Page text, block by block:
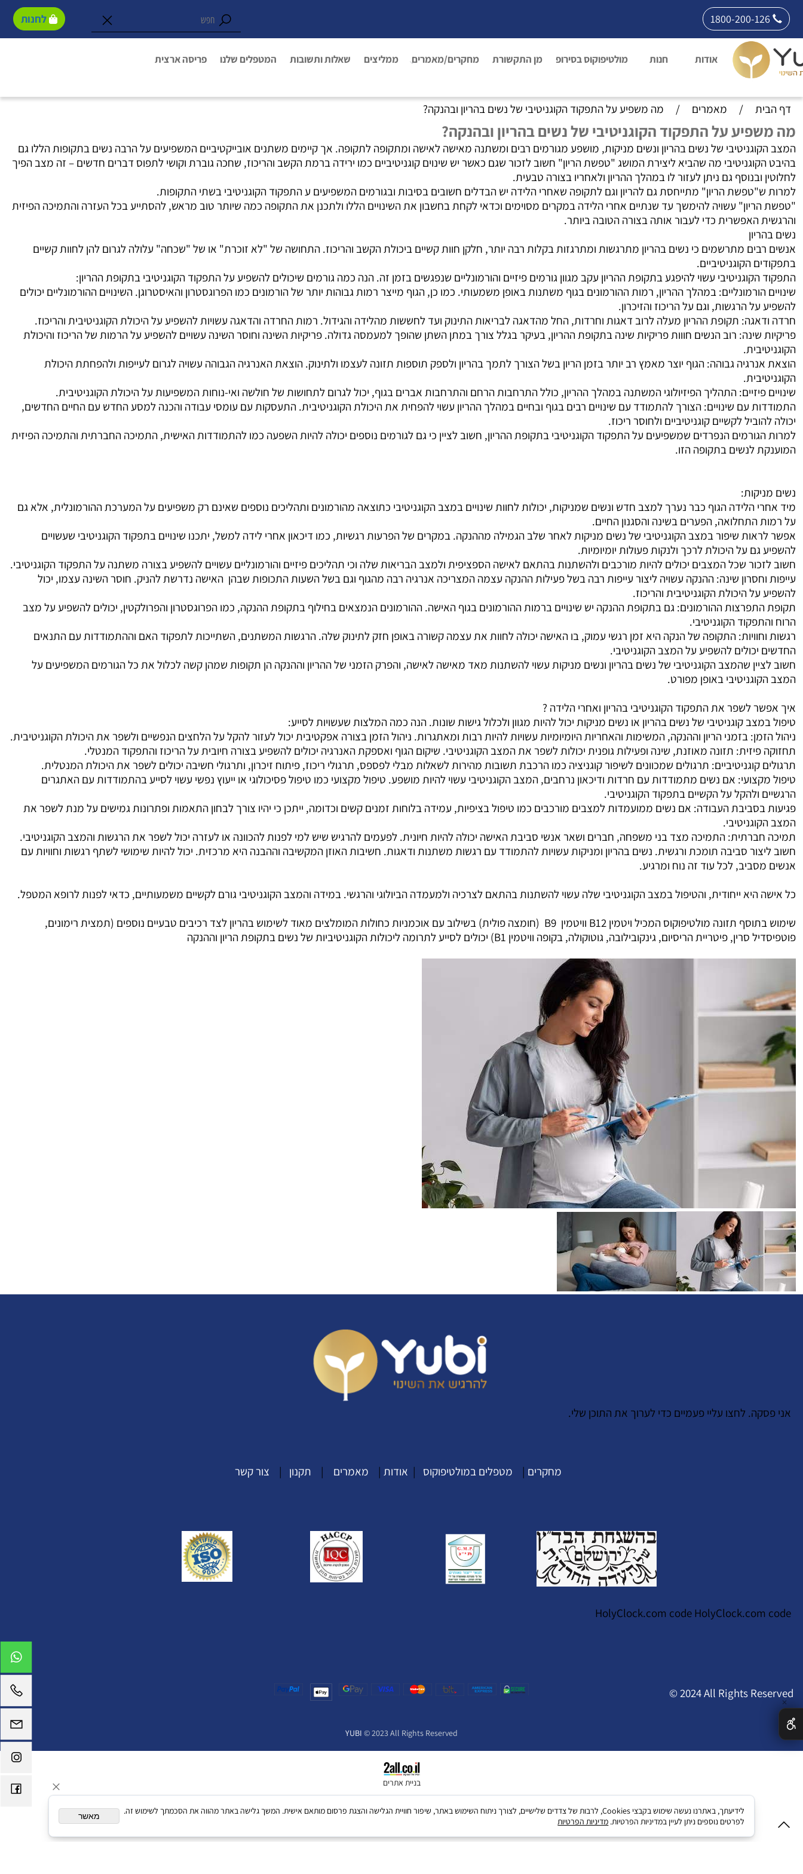
1800-200-126 לחנות
אודות חנות מולטיפוקוס בסירופ מן התקשורת מחקרים/מאמרים ממליצים שאלות ותשובות המטפלים שלנו פריסה ארצית
דף הבית / מאמרים / מה משפיע על התפקוד הקוגניטיבי של נשים בהריון ובהנקה?
מה משפיע על התפקוד הקוגניטיבי של נשים בהריון ובהנקה?
המצב הקוגניטיבי של נשים בהריון ונשים מניקות, מושפע מגורמים רבים ומשתנה מאישה לאישה ומתקופה לתקופה. אך קיימים משתנים אובייקטיביים המשפיעים על הרבה נשים בתקופות הללו גם
בהיבט הקוגניטיבי מה שהביא ליצירת המושג "טפשת הריון" חשוב לזכור שגם כאשר יש שינוים קוגניטיביים כמו ירידה ברמת הקשב והריכוז, שחכה גוברת וקושי לתפוס דברים חדשים – זה מצב הפיך
לחלוטין ובנוסף גם ניתן לעזור לו במהלך ההריון ולאחריו בצורה טבעית.
למרות ש"טפשת הריון" מתייחסת גם להריון וגם לתקופה שאחרי הלידה יש הבדלים חשובים בסיבות ובגורמים המשפיעים ע התפקוד הקוגניטיבי בשתי התקופות.
"טפשת הריון" עשויה להימשך עד שנתיים אחרי הלידה במקרים מסוימים וכדאי לקחת בחשבון את השינויים הללו ולתכנן את התקופה כמה שיותר טוב מראש, להסתייע בכל העזרה והתמיכה הפיזית
והרגשית האפשרית כדי לעבור אותה בצורה הטובה ביותר.
נשים בהריון
אנשים רבים מתרשמים כי נשים בהריון מתרגשות ומתרגזות בקלות רבה יותר, חלקן חוות קשיים ביכולת הקשב והריכוז. התחושה של "לא זוכרת" או של "שכחה" עלולה לגרום להן לחוות קשיים
בתפקודים הקוגניטיביים.
התפקוד הקוגניטיבי עשוי להיפגע בתקופת ההריון עקב מגוון גורמים פיזיים והורמונליים שנפגשים בזמן זה. הנה כמה גורמים שיכולים להשפיע על התפקוד הקוגניטיבי בתקופת ההריון:
שינויים הורמונליים: במהלך ההריון, רמות ההורמונים בגוף משתנות באופן משמעותי. כמו כן, הגוף מייצר רמות גבוהות יותר של הורמונים כמו הפרוגסטרון והאיסטרוגן. השינויים ההורמונליים יכולים
להשפיע על הרגשות, וגם על הריכוז והזיכרון.
חרדה ודאגה: תקופת ההריון מעלה לרוב דאגות וחרדות, החל מהדאגה לבריאות התינוק ועד לחששות מהלידה והגידול. רמות החרדה והדאגה עשויות להשפיע על היכולת הקוגניטיבית והריכוז.
פריקיות שינה: רוב הנשים חווות פריקיות שינה בתקופת ההריון, בעיקר בגלל צורך במתן השתן שהופך למעמסה גדולה. פריקיות השינה וחוסר השינה עשויים להשפיע על הרמות של הריכוז והיכולת
הקוגניטיבית.
הוצאת אנרגיה גבוהה: הגוף יוצר מאמץ רב יותר בזמן הריון בשל הצורך לתמך בהריון ולספק תוספות תזונה לעצמו ולתינוק. הוצאת האנרגיה הגבוהה עשויה לגרום לעייפות ולהפחתת היכולת
הקוגניטיבית.
שינויים פיזיים: התהליך הפיזיולוגי המשתנה במהלך ההריון, כולל התרחבות הרחם והתרחבות אברים בגוף, יכול לגרום לתחושות של חולשה ואי-נוחות המשפיעות על היכולת הקוגניטיבית.
התמודדות עם שינויים: הצורך להתמודד עם שינויים רבים בגוף ובחיים במהלך ההריון עשוי להפחית את היכולת הקוגניטיבית. התעסקות עם עומסי עבודה והכנה למסע החדש עם החיים החדשים,
יכולה להוביל לקשיים קוגניטיביים ולחוסר ריכוז.
למרות הגורמים הנפרדים שמשפיעים על התפקוד הקוגניטיבי בתקופת ההריון, חשוב לציין כי גם לגורמים נוספים יכולה להיות השפעה כמו להתמודדות האישית, התמיכה החברתית והתמיכה הפיזית
המוענקת לנשים בתקופה הזו.
נשים מניקות:
מיד אחרי הלידה הגוף כבר נערך למצב חדש ונשים שמניקות, יכולות לחוות שינויים במצב הקוגניטיבי כתוצאה מהורמונים ותהליכים נוספים שאינם רק משפיעים על המערכת ההורמונלית, אלא גם
על רמות התחלואה, הפערים בשינה והסגנון החיים.
אפשר לראות שיפור במצב הקוגניטיבי של נשים מניקות לאחר שלב הגמילה מההנקה. במקרים של הפרעות רגשיות, כמו דיכאון אחרי לידה למשל, יתכנו שינויים בתפקוד הקוגניטיבי שעשויים
להשפיע גם על היכולת לרכך ולנקות פעולות יומיומיות.
חשוב לזכור שכל המצבים יכולים להיות מורכבים ולהשתנות בהתאם לאישה הספציפית ולמצב הבריאות שלה וכי תהליכים פיזיים והורמונליים עשויים להשפיע בצורה משתנה על התפקוד הקוגניטיבי.
עייפות וחסרון שינה: ההנקה עשויה ליצור עייפות רבה בשל פעילות ההנקה עצמה המצריכה אנרגיה רבה מהגוף וגם בשל השעות התכופות שבהן האישה נדרשת להניק. חוסר השינה עצמו, יכול
להשפיע על היכולת הקוגניטיבית והריכוז.
תקופת התפרצות ההורמונים: גם בתקופת ההנקה יש שינויים ברמות ההורמונים בגוף האישה. ההורמונים הנמצאים בחילוף בתקופת ההנקה, כמו הפרוגסטרון והפרולקטין, יכולים להשפיע על מצב
הרוח והתפקוד הקוגניטיבי.
רגשות וחוויות: התקופה של הנקה היא זמן רגשי עמוק, בו האישה יכולה לחוות את עצמה קשורה באופן חזק לתינוק שלה. הרגשות המשתנים, השתייכות לתפקוד האם וההתמודדות עם התנאים
החדשים יכולים להשפיע על המצב הקוגניטיבי.
חשוב לציין שהמצב הקוגניטיבי של נשים בהריון ונשים מניקות עשוי להשתנות מאד מאישה לאישה, והפרק הזמני של ההריון וההנקה הן תקופות שמהן קשה לכלול את כל הגורמים המשפיעים על
המצב הקוגניטיבי באופן מפורט.
איך אפשר לשפר את התפקוד הקוגניטיבי בהריון ואחרי הלידה ?
טיפול במצב קוגניטיבי של נשים בהריון או נשים מניקות יכול להיות מגוון ולכלול גישות שונות. הנה כמה המלצות שעשויות לסייע:
ניהול הזמן: בזמני הריון וההנקה, המשימות והאחריות היומיומיות עשויות להיות רבות ומאתגרות. ניהול הזמן בצורה אפקטיבית יכול לעזור להקל על הלחצים הנפשיים ולשפר את היכולת הקוגניטיבית.
תחזוקה פיזית: תזונה מאוזנת, שינה ופעילות גופנית יכולות לשפר את המצב הקוגניטיבי. שיקום הגוף ואספקת האנרגיה יכולים להשפיע בצורה חיובית על הריכוז והתפקוד המנטלי.
תרגולים קוגניטיביים: תרגולים שמכוונים לשיפור קוגניציה כמו הרכבת תשובות מהירות לשאלות מבלי לפספס, תרגולי ריכוז, פיתוח זיכרון, ותרגולי חשיבה יכולים לשפר את היכולת המנטלית.
טיפול מקצועי: אם נשים מתמודדות עם חרדות ודיכאון נרחבים, המצב הקוגניטיבי עשוי להיות מושפע. טיפול מקצועי כמו טיפול פסיכולוגי או ייעוץ נפשי עשוי לסייע בהתמודדות עם האתגרים
הרגשיים ולהקל על הקשיים בתפקוד הקוגניטיבי.
פגיעות בסביבת העבודה: אם נשים ממועמדות למצבים מורכבים כמו טיפול בציפיות, עמידה בלוחות זמנים קשים וכדומה, ייתכן כי יהיו צורך לבחון התאמות ופתרונות גמישים על מנת לשפר את
המצב הקוגניטיבי.
תמיכה חברתית: התמיכה מצד בני משפחה, חברים ושאר אנשי סביבת האישה יכולה להיות חיונית. לפעמים להרגיש שיש למי לפנות להכוונה או לעזרה יכול לשפר את הרגשות והמצב הקוגניטיבי.
חשוב ליצור סביבה תומכת ורגשית. נשים בהריון ומניקות עשויות להתמודד עם רגשות משתנות ודאגות. חשיבות האוזן המקשיבה וההבנה היא מרכזית. יכול להיות שימושי לשתף רגשות וחוויות עם
אנשים מסביב, לכל עוד זה נוח ומרגיע.
כל אישה היא ייחודית, והטיפול במצב הקוגניטיבי שלה עשוי להשתנות בהתאם לצרכיה ולמעמדה הביולוגי והרגשי. במידה והמצב הקוגניטיבי גורם לקשיים משמעותיים, כדאי לפנות לרופא המטפל.
שימוש בתוסף תזונה מולטיפוקוס המכיל ויטמין
B12 וויטמין B9 (חומצה פולית) בשילוב עם אוכמניות כחולות המומלצים מאוד לשימוש בהריון לצד רכיבים טבעיים נוספים (תמצית רימונים,
פוטפיסדיל סרין, פיטריית הריסיום, גינקובילובה, גוטוקולה, בקופה וויטמין B1) יכולים לסייע לתרומה ליכולות הקוגניטיביות של נשים בתקופת הריון וההנקה
אני פסקה. לחצו עליי פעמיים כדי לערוך את התוכן שלי.
מחקרים | מטפלים במולטיפוקוס | אודות | מאמרים | תקנון | צור קשר
HolyClock.com code HolyClock.com code
© 2024 All Rights Reserved
YUBI © 2023 All Rights Reserved
בניית אתרים
✕
לידיעתך, באתרנו נעשה שימוש בקבצי Cookies, לרבות של צדדים שלישיים, לצורך ניתוח השימוש באתר, שיפור חוויית הגלישה והצגת פרסום מותאם אישית. המשך גלישה באתר מהווה את הסכמתך לשימוש זה.
לפרטים נוספים ניתן לעיין במדיניות הפרטיות. מדיניות הפרטיות מאשר